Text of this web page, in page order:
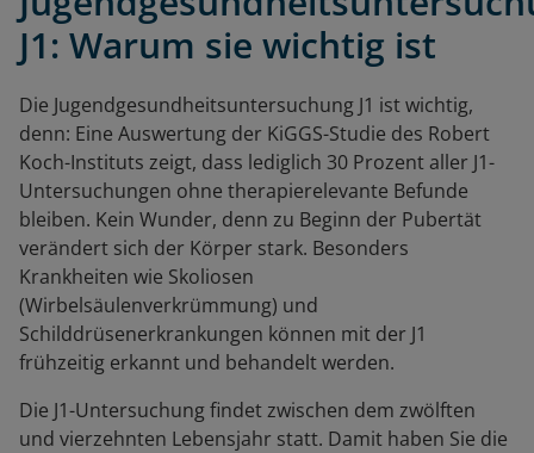
J1: Warum sie wichtig ist
Die Jugendgesundheitsuntersuchung J1 ist wichtig,
denn: Eine Auswertung der KiGGS-Studie des Robert
Koch-Instituts zeigt, dass lediglich 30 Prozent aller J1-
Untersuchungen ohne therapierelevante Befunde
bleiben. Kein Wunder, denn zu Beginn der Pubertät
verändert sich der Körper stark. Besonders
Krankheiten wie Skoliosen
(Wirbelsäulenverkrümmung) und
Schilddrüsenerkrankungen können mit der J1
frühzeitig erkannt und behandelt werden.
Die J1-Untersuchung findet zwischen dem zwölften
und vierzehnten Lebensjahr statt. Damit haben Sie die